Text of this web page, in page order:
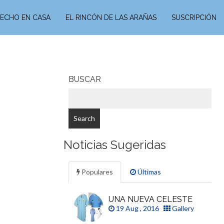
EN CASA EL RINCÓN DE LAS ARAÑAS SUSCRIPCIÓN
BUSCAR
Noticias Sugeridas
Populares Últimas
UNA NUEVA CELESTE
19 Aug , 2016 Gallery